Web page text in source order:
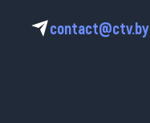
contact@ctv.by